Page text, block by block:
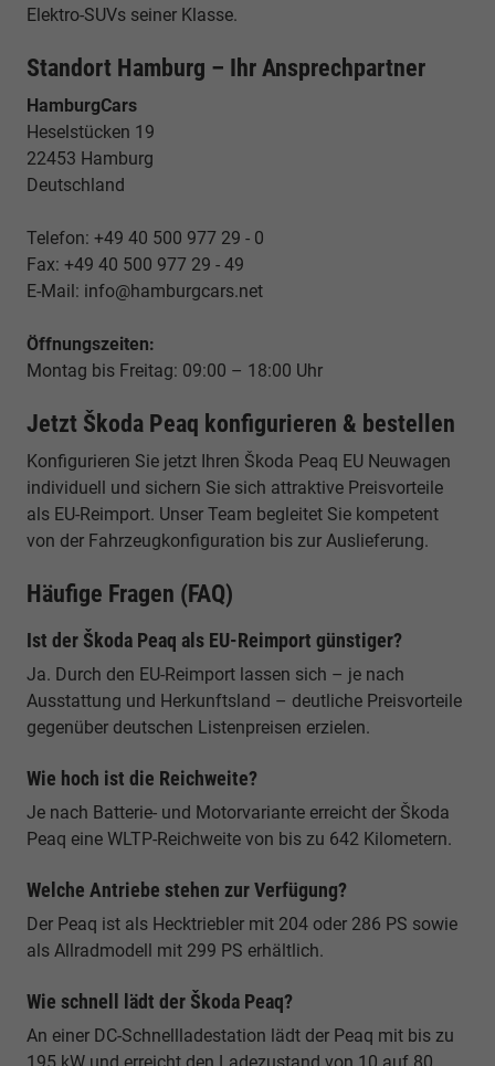
Elektro-SUVs seiner Klasse.
Standort Hamburg – Ihr Ansprechpartner
HamburgCars
Heselstücken 19
22453 Hamburg
Deutschland
Telefon: +49 40 500 977 29 - 0
Fax: +49 40 500 977 29 - 49
E-Mail: info@hamburgcars.net
Öffnungszeiten:
Montag bis Freitag: 09:00 – 18:00 Uhr
Jetzt Škoda Peaq konfigurieren & bestellen
Konfigurieren Sie jetzt Ihren Škoda Peaq EU Neuwagen
individuell und sichern Sie sich attraktive Preisvorteile
als EU-Reimport. Unser Team begleitet Sie kompetent
von der Fahrzeugkonfiguration bis zur Auslieferung.
Häufige Fragen (FAQ)
Ist der Škoda Peaq als EU-Reimport günstiger?
Ja. Durch den EU-Reimport lassen sich – je nach
Ausstattung und Herkunftsland – deutliche Preisvorteile
gegenüber deutschen Listenpreisen erzielen.
Wie hoch ist die Reichweite?
Je nach Batterie- und Motorvariante erreicht der Škoda
Peaq eine WLTP-Reichweite von bis zu 642 Kilometern.
Welche Antriebe stehen zur Verfügung?
Der Peaq ist als Hecktriebler mit 204 oder 286 PS sowie
als Allradmodell mit 299 PS erhältlich.
Wie schnell lädt der Škoda Peaq?
An einer DC-Schnellladestation lädt der Peaq mit bis zu